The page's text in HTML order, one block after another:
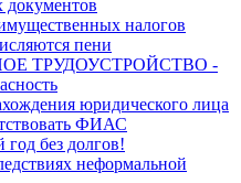
документов
налогов
пени
ТРУДОУСТРОЙСТВО -
юридического лица
ФИАС
без долгов!
неформальной